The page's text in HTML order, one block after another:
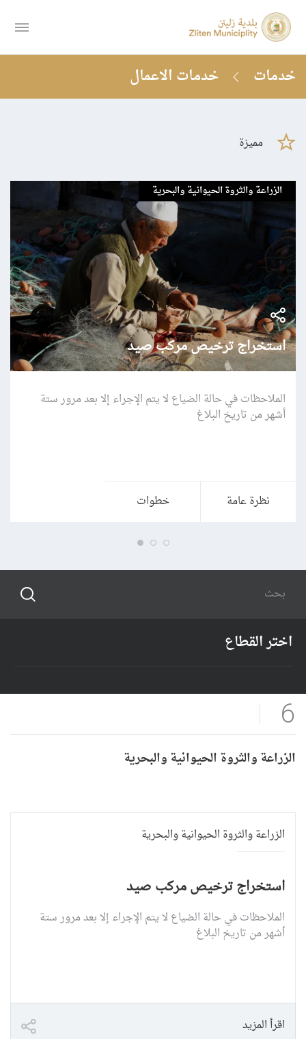
خدمات خدمات الاعمال
مميزة
الزراعة والثروة الحيوانية والبحرية
استخراج ترخيص مركب صيد
الملاحظات في حالة الضياع لا يتم الإجراء إلا بعد مرور ستة
أشهر من تاريخ البلاغ
نظرة عامة خطوات
اختر القطاع
6
الزراعة والثروة الحيوانية والبحرية
الزراعة والثروة الحيوانية والبحرية
استخراج ترخيص مركب صيد
الملاحظات في حالة الضياع لا يتم الإجراء إلا بعد مرور ستة
أشهر من تاريخ البلاغ
اقرأ المزيد